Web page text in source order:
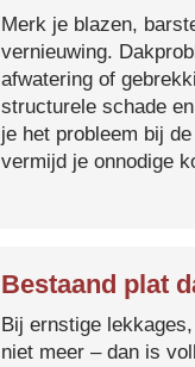
Merk je blazen,
vernieuwing.
afwatering of
structurele schade
je het probleem bij
vermijd je onnodige
Bestaand plat
Bij ernstige
niet meer – dan is